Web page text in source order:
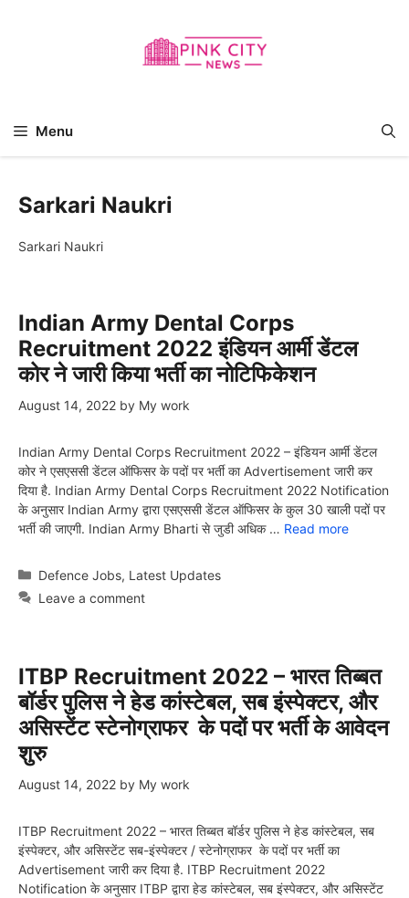
Menu
Sarkari Naukri
Sarkari Naukri
Indian Army Dental Corps
Recruitment 2022 इंडियन आर्मी डेंटल
कोर ने जारी किया भर्ती का नोटिफिकेशन
August 14, 2022 by My work
Indian Army Dental Corps Recruitment 2022 – इंडियन आर्मी डेंटल
कोर ने एसएससी डेंटल ऑफिसर के पदों पर भर्ती का Advertisement जारी कर
दिया है. Indian Army Dental Corps Recruitment 2022 Notification
के अनुसार Indian Army द्वारा एसएससी डेंटल ऑफिसर के कुल 30 खाली पदों पर
भर्ती की जाएगी. Indian Army Bharti से जुडी अधिक … Read more
Categories
Defence Jobs, Latest Updates
Leave a comment
ITBP Recruitment 2022 – भारत तिब्बत
बॉर्डर पुलिस ने हेड कांस्टेबल, सब इंस्पेक्टर, और
असिस्टेंट स्टेनोग्राफर के पदों पर भर्ती के आवेदन
शुरु
August 14, 2022 by My work
ITBP Recruitment 2022 – भारत तिब्बत बॉर्डर पुलिस ने हेड कांस्टेबल, सब
इंस्पेक्टर, और असिस्टेंट सब-इंस्पेक्टर / स्टेनोग्राफर के पदों पर भर्ती का
Advertisement जारी कर दिया है. ITBP Recruitment 2022
Notification के अनुसार ITBP द्वारा हेड कांस्टेबल, सब इंस्पेक्टर, और असिस्टेंट